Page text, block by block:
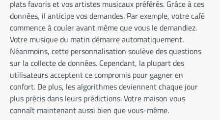
plats favoris et vos artistes musicaux préférés. Grâce à ces
données, il anticipe vos demandes. Par exemple, votre café
commence à couler avant même que vous le demandiez.
Votre musique du matin démarre automatiquement.
Néanmoins, cette personnalisation soulève des questions
sur la collecte de données. Cependant, la plupart des
utilisateurs acceptent ce compromis pour gagner en
confort. De plus, les algorithmes deviennent chaque jour
plus précis dans leurs prédictions. Votre maison vous
connaît maintenant aussi bien que vous-même.